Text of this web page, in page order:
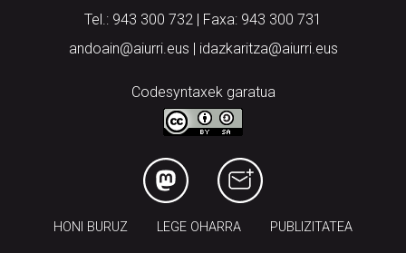
Tel.: 943 300 732 | Faxa: 943 300 731
andoain@aiurri.eus | idazkaritza@aiurri.eus
Codesyntaxek garatua
HONI BURUZ LEGE OHARRA PUBLIZITATEA